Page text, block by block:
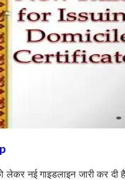
लेकर नई गाइडलाइन जारी कर दी